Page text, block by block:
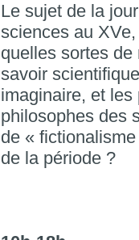
Le sujet de la
sciences au
quelles sortes
savoir
imaginaire, et
philosophes des
de «
de la période ?